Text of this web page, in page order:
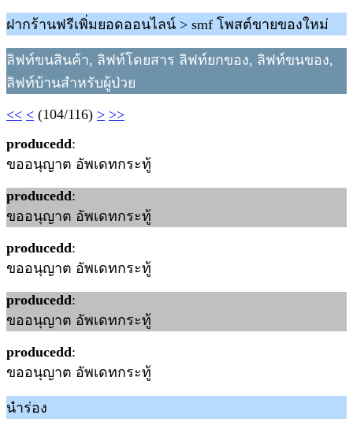
ฝากร้านฟรีเพิ่มยอดออนไลน์ > smf โพสต์ขายของใหม่
ลิฟท์ขนสินค้า, ลิฟท์โดยสาร ลิฟท์ยกของ, ลิฟท์ขนของ,
ลิฟท์บ้านสำหรับผู้ป่วย
<< < (104/116) > >>
producedd:
ขออนุญาต อัพเดทกระทู้
producedd:
ขออนุญาต อัพเดทกระทู้
producedd:
ขออนุญาต อัพเดทกระทู้
producedd:
ขออนุญาต อัพเดทกระทู้
producedd:
ขออนุญาต อัพเดทกระทู้
นำร่อง